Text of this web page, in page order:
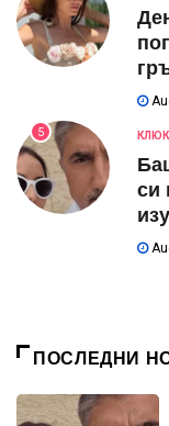
5
си
ПОСЛЕДНИ